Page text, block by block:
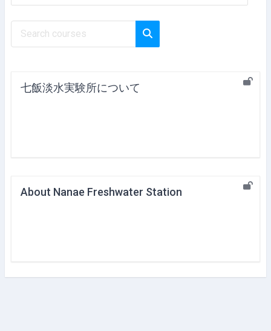
Search courses
七飯淡水実験所について
About Nanae Freshwater Station